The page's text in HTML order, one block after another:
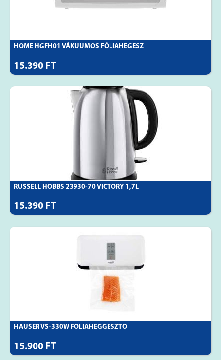
HOME HGFH01 VÁKUUMOS FÓLIAHEGESZ
15.390 FT
RUSSELL HOBBS 23930-70 VICTORY 1,7L
15.390 FT
HAUSER VS-330W FÓLIAHEGGESZTŐ
15.900 FT